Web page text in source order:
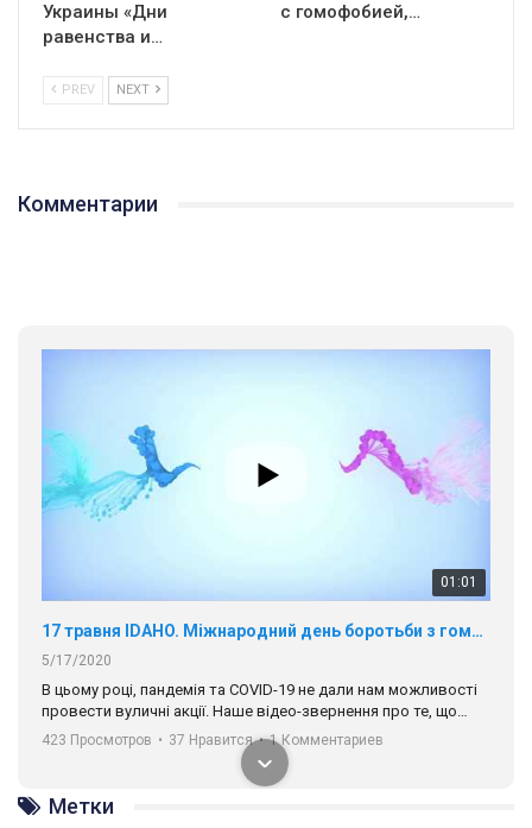
Украины «Дни
равенства и…
с гомофобией,…
PREV NEXT
Комментарии
01:01
17 травня IDAHO. Міжнародний день боротьби з гомофобією трансфобією і біфобія.
5/17/2020
В цьому році, пандемія та COVІD-19 не дали нам можливості
провести вуличні акції. Наше відео-звернення про те, що
навіть коли ми у різних містах та не можемо зустрінеться, ми
разом. Ми закликаємо всіх хто поділяє цінності рівності та
солідарності, приєднатися до нас. Регіональні підрозділи
ГАУ є в 16 областях України.
Разом наш голос лунає гучніше!
423 Просмотров • 37 Нравится • 1 Комментариев
Метки